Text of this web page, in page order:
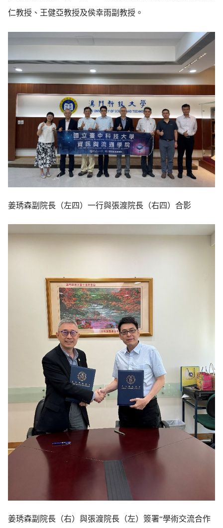
仁教授、王健亞教授及侯幸雨副教授。
姜琇森副院長（左四）一行與張渡院長（右四）合影
姜琇森副院長（右）與張渡院長（左）簽署“學術交流合作